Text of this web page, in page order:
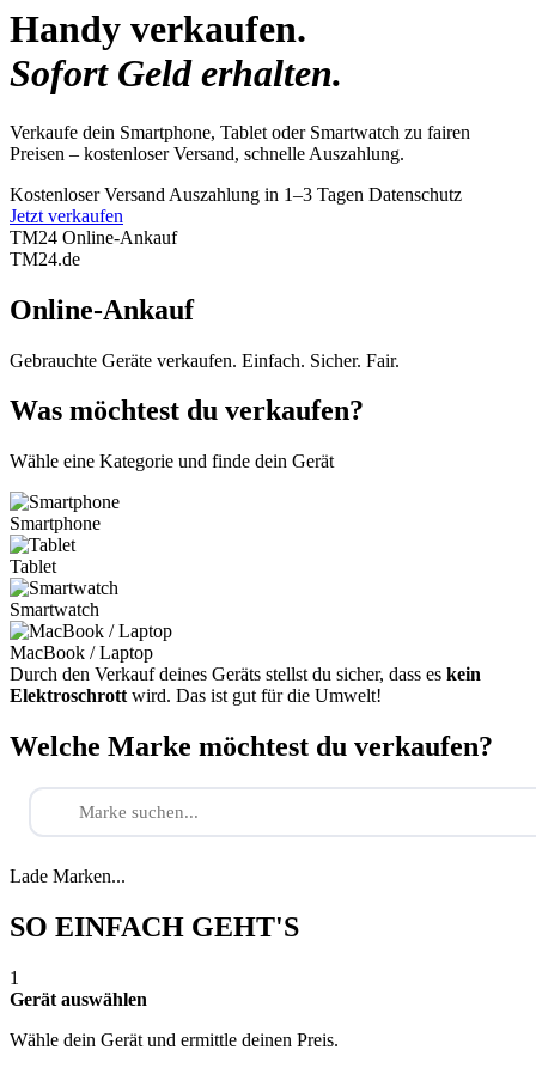
Handy verkaufen.
Sofort Geld erhalten.
Verkaufe dein Smartphone, Tablet oder Smartwatch zu fairen
Preisen – kostenloser Versand, schnelle Auszahlung.
Kostenloser Versand Auszahlung in 1–3 Tagen Datenschutz
Jetzt verkaufen
TM24 Online-Ankauf
TM24.de
Online-Ankauf
Gebrauchte Geräte verkaufen. Einfach. Sicher. Fair.
Was möchtest du verkaufen?
Wähle eine Kategorie und finde dein Gerät
Smartphone
Tablet
Smartwatch
MacBook / Laptop
Durch den Verkauf deines Geräts stellst du sicher, dass es kein
Elektroschrott wird. Das ist gut für die Umwelt!
Welche Marke möchtest du verkaufen?
Lade Marken...
SO EINFACH GEHT'S
1
Gerät auswählen
Wähle dein Gerät und ermittle deinen Preis.